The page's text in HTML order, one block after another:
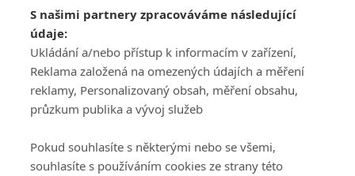
Šéfredaktorkou webu jePetr Slavík, e-mailserialy@fandimefilmu.cz
Máte-li zájem o inzerci na našem webu napište nám na e-mail
studio@koncal.com
Ochrana osobních údajů|Zásady používání cookies |Pravidla webu
Upravit nastavení soukromí
S našimi partnery zpracováváme následující
údaje:
Ukládání a/nebo přístup k informacím v zařízení,
Reklama založená na omezených údajích a měření
reklamy, Personalizovaný obsah, měření obsahu,
průzkum publika a vývoj služeb
Pokud souhlasíte s některými nebo se všemi,
souhlasíte s používáním cookies ze strany této